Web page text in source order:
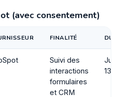
(avec consentement)
FINALITÉ DURÉE
Suivi des
interactions
formulaires
et CRM
13